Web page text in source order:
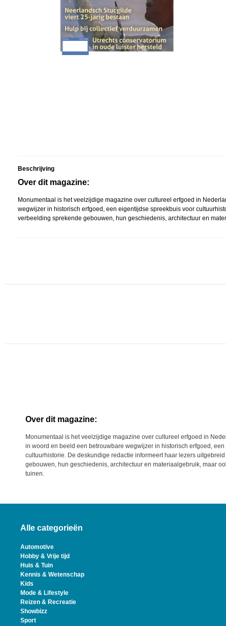
Beschrijving
Over dit magazine:
Monumentaal is het veelzijdige magazine over cultureel erfgoed in
wegwijzer in historisch erfgoed, een eigentijdse spreekbuis voor
verbeelding sprekende gebouwen, hun geschiedenis, architectuur en
Over dit magazine:
Monumentaal is het veelzijdige magazine over cultureel erfgoed in
in woord en beeld een betrouwbare wegwijzer in historisch erfgoed,
cultuurhistorie. De deskundige redactie informeert haar lezers
gebouwen, hun geschiedenis, architectuur en materiaalgebruik, maar
tuinen.
Alle categorieën
Automotive
Hobby & Vrije tijd
Huis & Tuin
Kennis & Wetenschap
Kids
Mode & Lifestyle
Reizen & Recreatie
Showbizz
Sport